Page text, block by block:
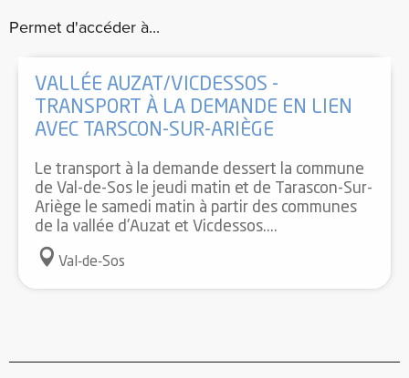
Permet d'accéder à...
VALLÉE AUZAT/VICDESSOS -
TRANSPORT À LA DEMANDE EN LIEN
AVEC TARSCON-SUR-ARIÈGE
Le transport à la demande dessert la commune
de Val-de-Sos le jeudi matin et de Tarascon-Sur-
Ariège le samedi matin à partir des communes
de la vallée d'Auzat et Vicdessos....
Val-de-Sos